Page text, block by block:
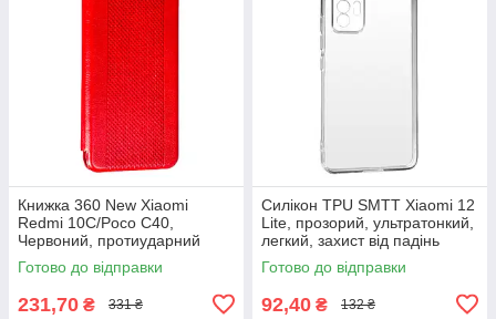
Книжка 360 New Xiaomi
Redmi 10C/Poco C40,
Червоний, протиударний
чохол з екокожі
Готово до відправки
231,70 ₴ 331 ₴
Силікон TPU SMTT Xiaomi 12
Lite, прозорий, ультратонкий,
легкий, захист від падінь
Готово до відправки
92,40 ₴ 132 ₴